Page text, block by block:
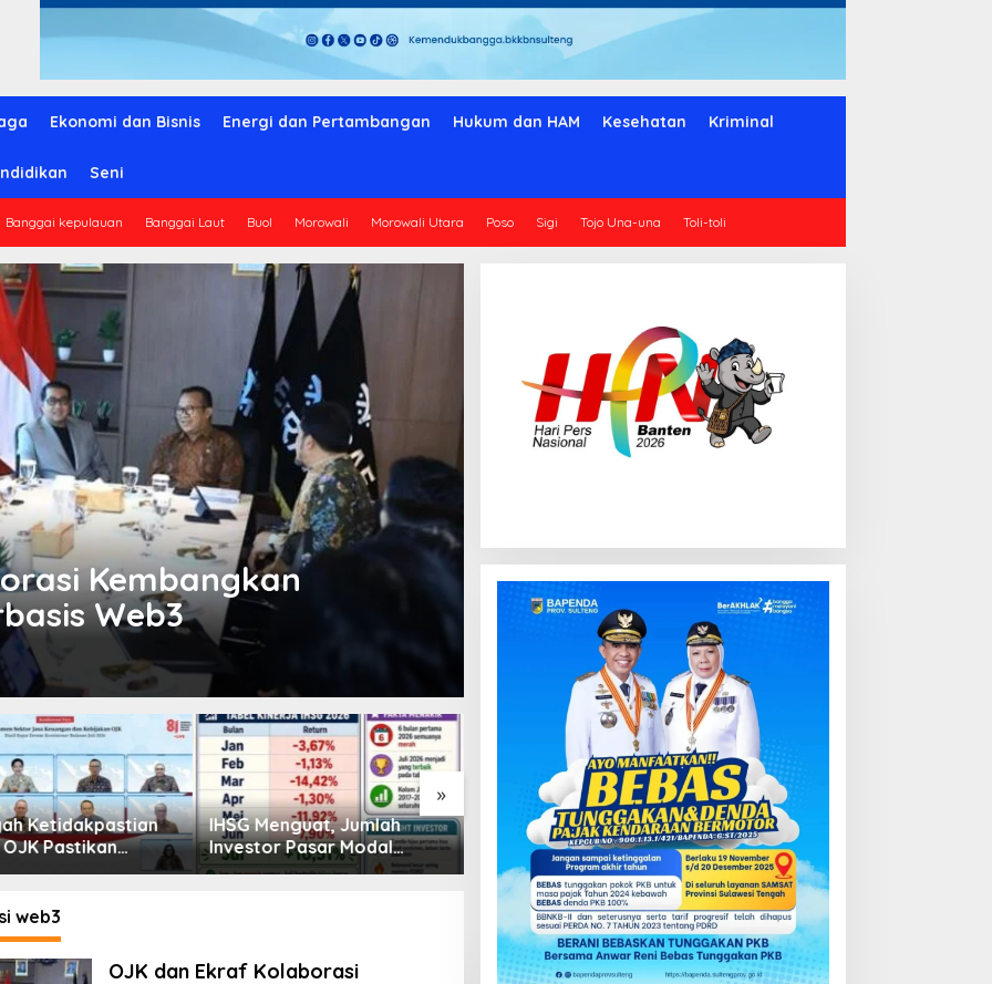
Ekonomi dan Bisnis Energi dan Pertambangan Hukum dan HAM Kesehatan Kriminal
Seni
Banggai kepulauan Banggai Laut Buol Morowali Morowali Utara Poso Sigi Tojo Una-una Toli-toli
Kembangkan
Web3
»
Jumlah
Pasar Modal
Pembiayaan Tumbuh
Positif, Ini Kondisi Terkini
Sektor PVML hingga Juni
Kondisi Perkembangan
Sektor Asuransi,
Penjaminan dan Dana
Pensiun Juni 2026
Kredit Perbankan Tumbuh
12,67 Persen, Kualitas Aset
dan Ketahanan Modal
Tetap Kokoh Juni 2026
web3
OJK dan Ekraf Kolaborasi